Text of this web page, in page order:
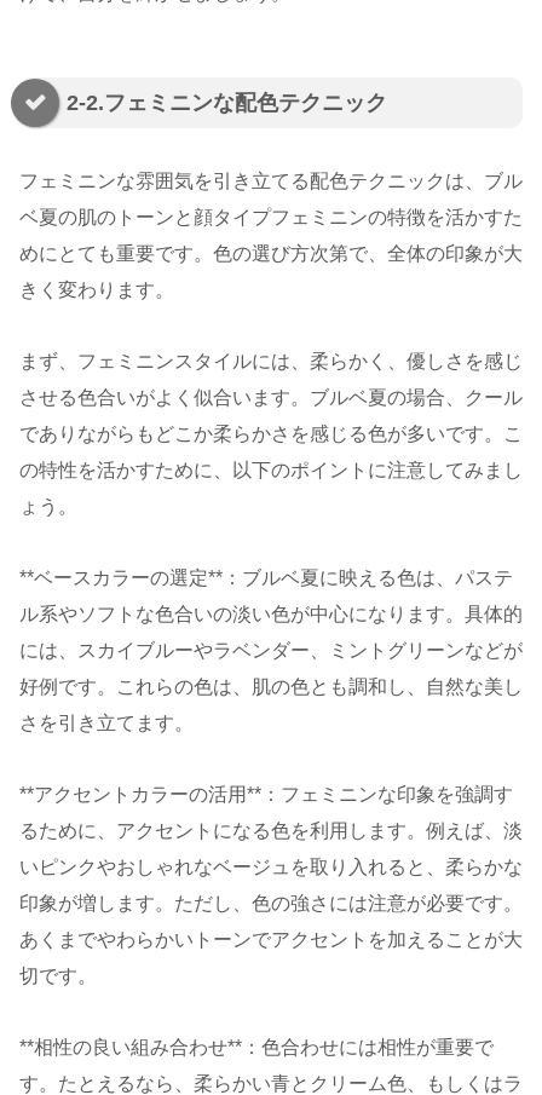
2-2.フェミニンな配色テクニック
フェミニンな雰囲気を引き立てる配色テクニックは、ブル
ベ夏の肌のトーンと顔タイプフェミニンの特徴を活かすた
めにとても重要です。色の選び方次第で、全体の印象が大
きく変わります。
まず、フェミニンスタイルには、柔らかく、優しさを感じ
させる色合いがよく似合います。ブルベ夏の場合、クール
でありながらもどこか柔らかさを感じる色が多いです。こ
の特性を活かすために、以下のポイントに注意してみまし
ょう。
**ベースカラーの選定**：ブルベ夏に映える色は、パステ
ル系やソフトな色合いの淡い色が中心になります。具体的
には、スカイブルーやラベンダー、ミントグリーンなどが
好例です。これらの色は、肌の色とも調和し、自然な美し
さを引き立てます。
**アクセントカラーの活用**：フェミニンな印象を強調す
るために、アクセントになる色を利用します。例えば、淡
いピンクやおしゃれなベージュを取り入れると、柔らかな
印象が増します。ただし、色の強さには注意が必要です。
あくまでやわらかいトーンでアクセントを加えることが大
切です。
**相性の良い組み合わせ**：色合わせには相性が重要で
す。たとえるなら、柔らかい青とクリーム色、もしくはラ